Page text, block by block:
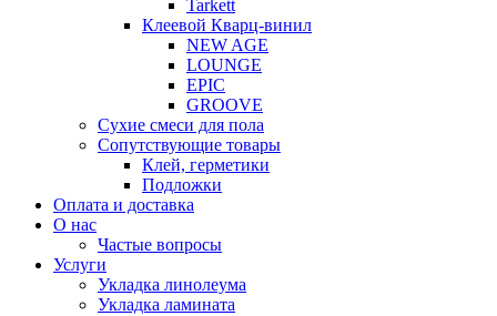
Tarkett
Клеевой Кварц-винил
NEW AGE
LOUNGE
EPIC
GROOVE
Сухие смеси для пола
Сопутствующие товары
Клей, герметики
Подложки
Оплата и доставка
О нас
Частые вопросы
Услуги
Укладка линолеума
Укладка ламината